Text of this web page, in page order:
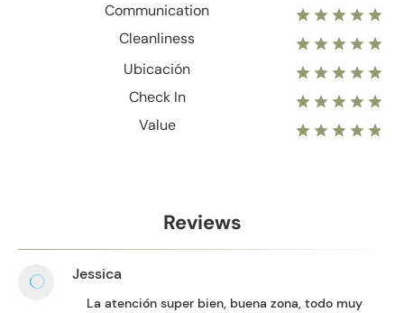
Communication
Cleanliness
Ubicación
Check In
Value
Reviews
Jessica
La atención super bien, buena zona, todo muy